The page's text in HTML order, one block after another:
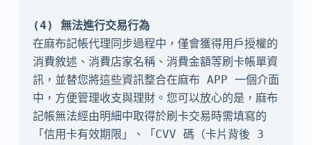
(4) 無法進行交易行為
在麻布記帳代理同步過程中，僅會獲得用戶授權的
消費敘述、消費店家名稱、消費金額等刷卡帳單資
訊，並替您將這些資訊整合在麻布 APP 一個介面
中，方便管理收支與理財。您可以放心的是，麻布
記帳無法經由明細中取得於刷卡交易時需填寫的
「信用卡有效期限」、「CVV 碼（卡片背後 3